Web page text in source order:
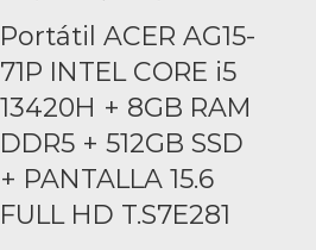
Portátil ACER AG15-
71P INTEL CORE i5
13420H + 8GB RAM
DDR5 + 512GB SSD
+ PANTALLA 15.6
FULL HD T.S7E281